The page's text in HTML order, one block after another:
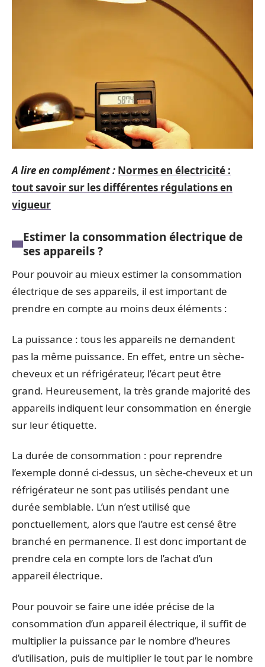
A lire en complément : Normes en électricité :
tout savoir sur les différentes régulations en
vigueur
Estimer la consommation électrique de
ses appareils ?
Pour pouvoir au mieux estimer la consommation
électrique de ses appareils, il est important de
prendre en compte au moins deux éléments :
La puissance : tous les appareils ne demandent
pas la même puissance. En effet, entre un sèche-
cheveux et un réfrigérateur, l’écart peut être
grand. Heureusement, la très grande majorité des
appareils indiquent leur consommation en énergie
sur leur étiquette.
La durée de consommation : pour reprendre
l’exemple donné ci-dessus, un sèche-cheveux et un
réfrigérateur ne sont pas utilisés pendant une
durée semblable. L’un n’est utilisé que
ponctuellement, alors que l’autre est censé être
branché en permanence. Il est donc important de
prendre cela en compte lors de l’achat d’un
appareil électrique.
Pour pouvoir se faire une idée précise de la
consommation d’un appareil électrique, il suffit de
multiplier la puissance par le nombre d’heures
d’utilisation, puis de multiplier le tout par le nombre